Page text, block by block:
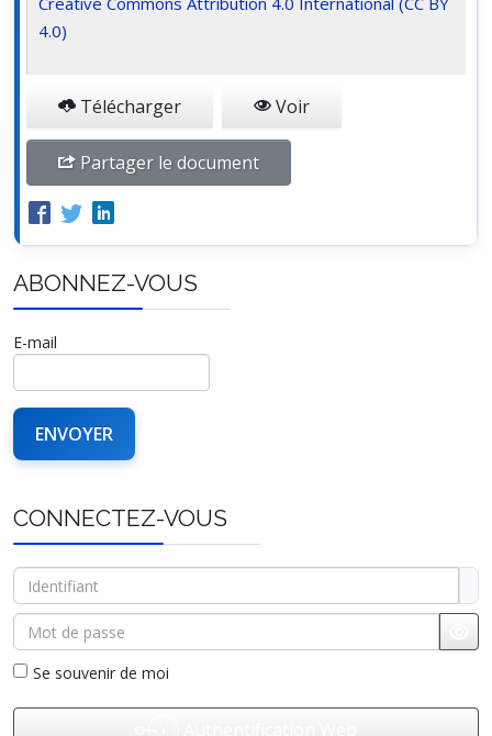
4.0)
Télécharger Voir
Partager le document
ABONNEZ-VOUS
E-mail
CONNECTEZ-VOUS
Identifiant
Mot de passe
Se souvenir de moi